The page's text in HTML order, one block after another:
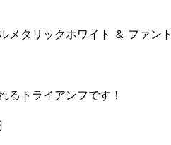
メタリックホワイト ＆ ファン
るトライアンフです！